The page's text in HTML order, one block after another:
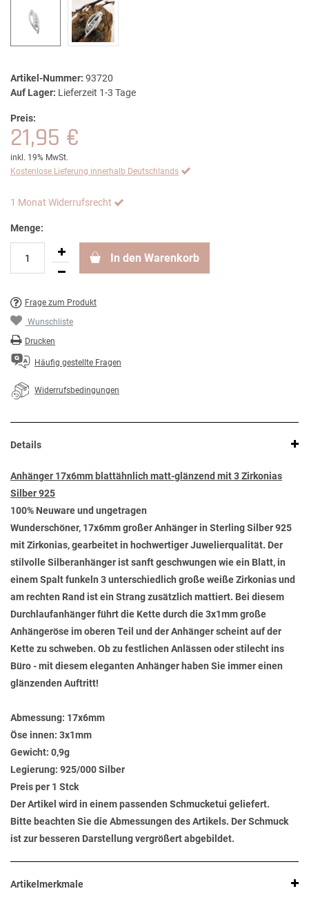
Artikel-Nummer: 93720
Auf Lager: Lieferzeit 1-3 Tage
Preis:
21,95 €
inkl. 19% MwSt.
Kostenlose Lieferung innerhalb Deutschlands
1 Monat Widerrufsrecht
Menge:
In den Warenkorb
Frage zum Produkt
Wunschliste
Drucken
Häufig gestellte Fragen
Widerrufsbedingungen
Details
Anhänger 17x6mm blattähnlich matt-glänzend mit 3 Zirkonias
Silber 925
100% Neuware und ungetragen
Wunderschöner, 17x6mm großer Anhänger in Sterling Silber 925
mit Zirkonias, gearbeitet in hochwertiger Juwelierqualität. Der
stilvolle Silberanhänger ist sanft geschwungen wie ein Blatt, in
einem Spalt funkeln 3 unterschiedlich große weiße Zirkonias und
am rechten Rand ist ein Strang zusätzlich mattiert. Bei diesem
Durchlaufanhänger führt die Kette durch die 3x1mm große
Anhängeröse im oberen Teil und der Anhänger scheint auf der
Kette zu schweben. Ob zu festlichen Anlässen oder stilecht ins
Büro - mit diesem eleganten Anhänger haben Sie immer einen
glänzenden Auftritt!
Abmessung: 17x6mm
Öse innen: 3x1mm
Gewicht: 0,9g
Legierung: 925/000 Silber
Preis per 1 Stck
Der Artikel wird in einem passenden Schmucketui geliefert.
Bitte beachten Sie die Abmessungen des Artikels. Der Schmuck
ist zur besseren Darstellung vergrößert abgebildet.
Artikelmerkmale